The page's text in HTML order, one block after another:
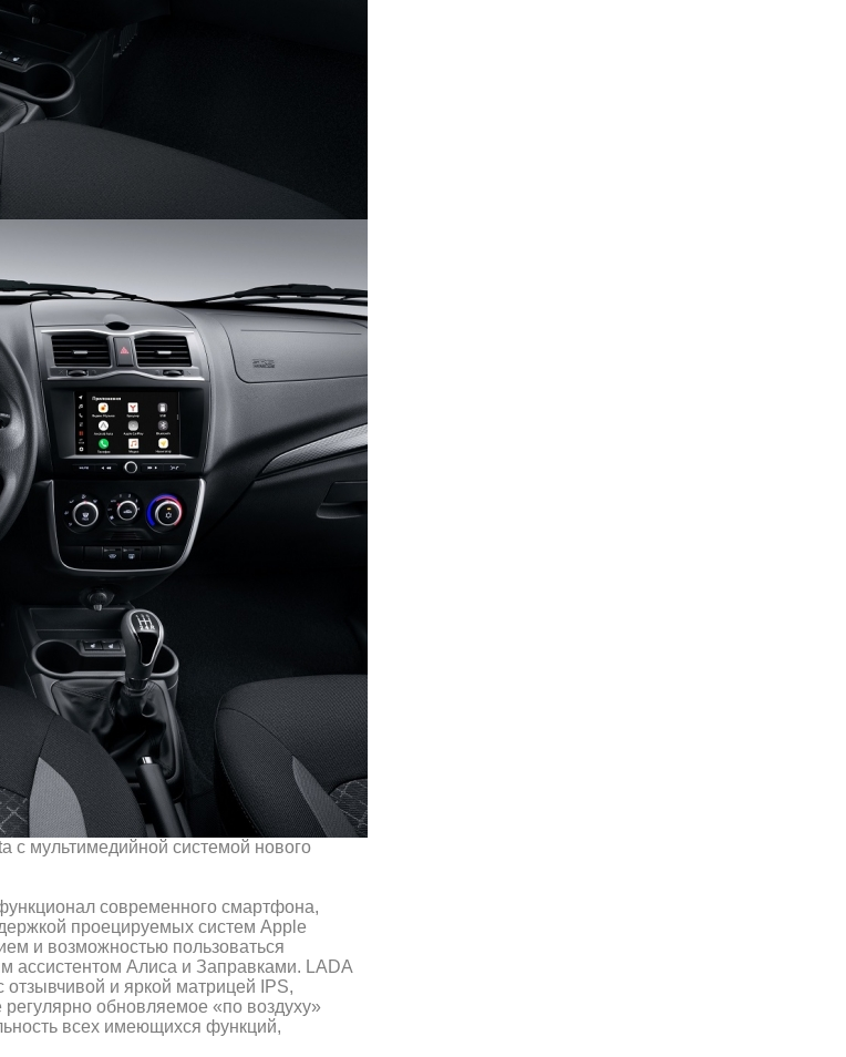
с мультимедийной системой нового
современного смартфона,
проецируемых систем Apple
и возможностью пользоваться
ассистентом Алиса и Заправками. LADA
и яркой матрицей IPS,
регулярно обновляемое «по воздуху»
всех имеющихся функций,